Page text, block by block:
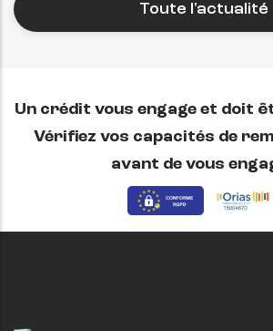
Toute l'actualité
Un crédit vous engage et doit
Vérifiez vos capacités de
avant de vous